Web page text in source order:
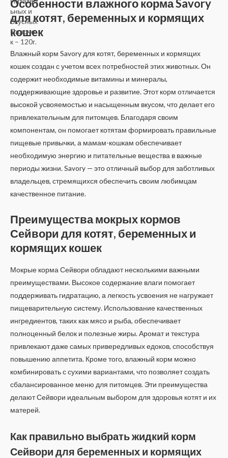
к
а
0
и
Особенности влажного корма Savory
для котят, беременных и кормящих
кошек
Влажный корм Savory для котят, беременных и кормящих
кошек создан с учетом всех потребностей этих животных. Он
содержит необходимые витамины и минералы,
поддерживающие здоровье и развитие. Этот корм отличается
высокой усвояемостью и насыщенным вкусом, что делает его
привлекательным для питомцев. Благодаря своим
компонентам, он помогает котятам формировать правильные
пищевые привычки, а мамам-кошкам обеспечивает
необходимую энергию и питательные вещества в важные
периоды жизни. Savory — это отличный выбор для заботливых
владельцев, стремящихся обеспечить своим любимцам
качественное питание.
Преимущества мокрых кормов
Сейвори для котят, беременных и
кормящих кошек
Мокрые корма Сейвори обладают несколькими важными
преимуществами. Высокое содержание влаги помогает
поддерживать гидратацию, а легкость усвоения не нагружает
пищеварительную систему. Использование качественных
ингредиентов, таких как мясо и рыба, обеспечивает
полноценный белок и полезные жиры. Аромат и текстура
привлекают даже самых привередливых едоков, способствуя
повышению аппетита. Кроме того, влажный корм можно
комбинировать с сухими вариантами, что позволяет создать
сбалансированное меню для питомцев. Эти преимущества
делают Сейвори идеальным выбором для здоровья котят и их
матерей.
Как правильно выбрать жидкий корм
Сейвори для беременных и кормящих